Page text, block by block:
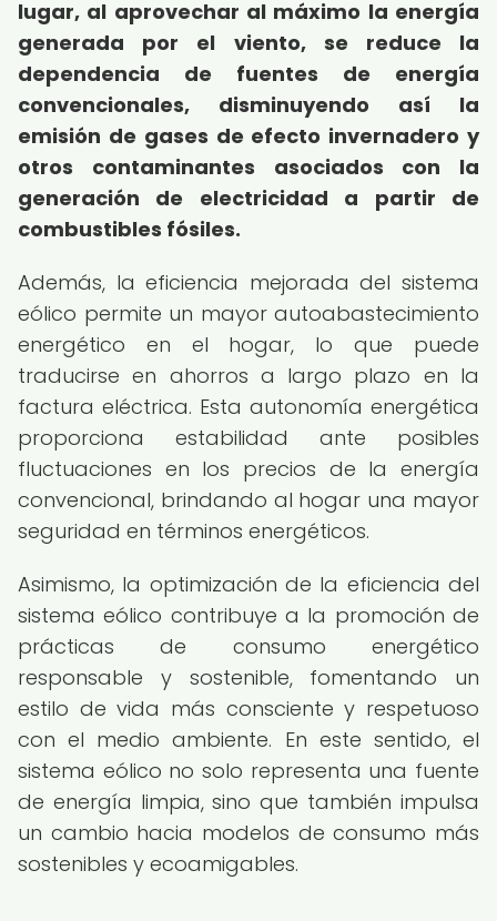
lugar, al aprovechar al máximo la energía
generada por el viento, se reduce la
dependencia de fuentes de energía
convencionales, disminuyendo así la
emisión de gases de efecto invernadero y
otros contaminantes asociados con la
generación de electricidad a partir de
combustibles fósiles.
Además, la eficiencia mejorada del sistema
eólico permite un mayor autoabastecimiento
energético en el hogar, lo que puede
traducirse en ahorros a largo plazo en la
factura eléctrica. Esta autonomía energética
proporciona estabilidad ante posibles
fluctuaciones en los precios de la energía
convencional, brindando al hogar una mayor
seguridad en términos energéticos.
Asimismo, la optimización de la eficiencia del
sistema eólico contribuye a la promoción de
prácticas de consumo energético
responsable y sostenible, fomentando un
estilo de vida más consciente y respetuoso
con el medio ambiente. En este sentido, el
sistema eólico no solo representa una fuente
de energía limpia, sino que también impulsa
un cambio hacia modelos de consumo más
sostenibles y ecoamigables.